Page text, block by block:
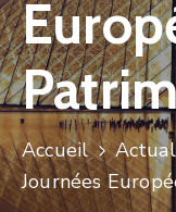
Infos
&
Actus
Accueil
Journées